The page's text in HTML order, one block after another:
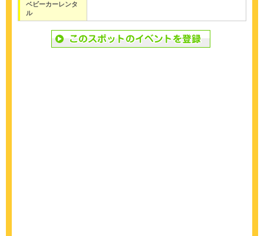
ベビーカーレンタ
ル